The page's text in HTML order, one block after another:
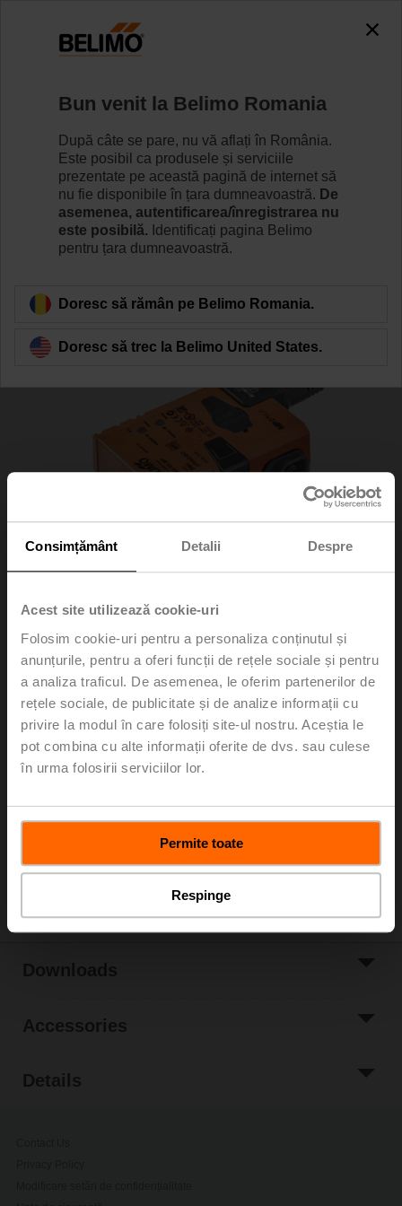
Consimțământ Detalii Despre
Acest site utilizează cookie-uri
Folosim cookie-uri pentru a personaliza conținutul și
anunțurile, pentru a oferi funcții de rețele sociale și pentru
a analiza traficul. De asemenea, le oferim partenerilor de
rețele sociale, de publicitate și de analize informații cu
privire la modul în care folosiți site-ul nostru. Aceștia le
pot combina cu alte informații oferite de dvs. sau culese
în urma folosirii serviciilor lor.
Permite toate
Respinge
LMV-D3-MP
Learn more
LMV-D3-MP
VAV-Compact unit – with VAV controller, dynamic Δp
sensor and damper actuator, 5 Nm, MP-Bus, 0/2...10 V
Application: VAV/CAV, position control
Only available through manufacturers of VAV boxes
Accessories
Details
Bun venit la Belimo Romania
După câte se pare, nu vă aflați în România.
Este posibil ca produsele și serviciile
prezentate pe această pagină de internet să
nu fie disponibile în țara dumneavoastră. De
asemenea, autentificarea/înregistrarea nu
este posibilă. Identificați pagina Belimo
pentru țara dumneavoastră.
Doresc să rămân pe Belimo Romania.
Doresc să trec la Belimo United States.